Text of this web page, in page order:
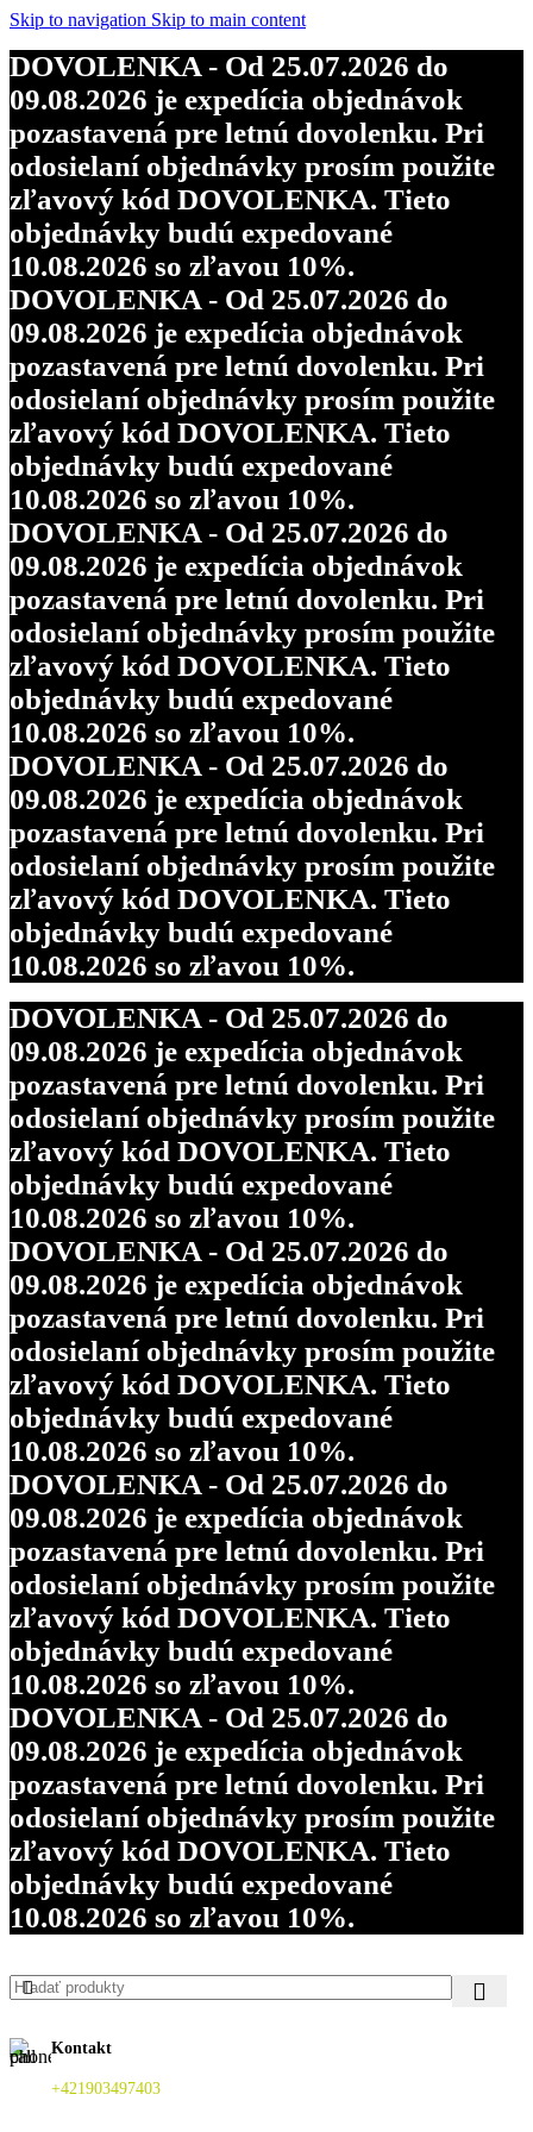
Skip to navigation Skip to main content
10.08.2026 so zľavou 10%.
DOVOLENKA - Od 25.07.2026 do
09.08.2026 je expedícia objednávok
pozastavená pre letnú dovolenku. Pri
odosielaní objednávky prosím použite
zľavový kód DOVOLENKA. Tieto
objednávky budú expedované
10.08.2026 so zľavou 10%.
DOVOLENKA - Od 25.07.2026 do
09.08.2026 je expedícia objednávok
pozastavená pre letnú dovolenku. Pri
odosielaní objednávky prosím použite
zľavový kód DOVOLENKA. Tieto
objednávky budú expedované
10.08.2026 so zľavou 10%.
DOVOLENKA - Od 25.07.2026 do
09.08.2026 je expedícia objednávok
pozastavená pre letnú dovolenku. Pri
odosielaní objednávky prosím použite
zľavový kód DOVOLENKA. Tieto
objednávky budú expedované
10.08.2026 so zľavou 10%.
DOVOLENKA - Od 25.07.2026 do
09.08.2026 je expedícia objednávok
pozastavená pre letnú dovolenku. Pri
odosielaní objednávky prosím použite
zľavový kód DOVOLENKA. Tieto
objednávky budú expedované
10.08.2026 so zľavou 10%.
DOVOLENKA - Od 25.07.2026 do
09.08.2026 je expedícia objednávok
pozastavená pre letnú dovolenku. Pri
odosielaní objednávky prosím použite
zľavový kód DOVOLENKA. Tieto
objednávky budú expedované
10.08.2026 so zľavou 10%.
DOVOLENKA - Od 25.07.2026 do
09.08.2026 je expedícia objednávok
pozastavená pre letnú dovolenku. Pri
odosielaní objednávky prosím použite
zľavový kód DOVOLENKA. Tieto
objednávky budú expedované
10.08.2026 so zľavou 10%.
DOVOLENKA - Od 25.07.2026 do
09.08.2026 je expedícia objednávok
pozastavená pre letnú dovolenku. Pri
odosielaní objednávky prosím použite
zľavový kód DOVOLENKA. Tieto
objednávky budú expedované
10.08.2026 so zľavou 10%.
DOVOLENKA - Od 25.07.2026 do
09.08.2026 je expedícia objednávok
pozastavená pre letnú dovolenku. Pri
odosielaní objednávky prosím použite
zľavový kód DOVOLENKA. Tieto
objednávky budú expedované
10.08.2026 so zľavou 10%.
DOVOLENKA - Od 25.07.2026 do
09.08.2026 je expedícia objednávok
pozastavená pre letnú dovolenku. Pri
odosielaní objednávky prosím použite
zľavový kód DOVOLENKA. Tieto
objednávky budú expedované
10.08.2026 so zľavou 10%.
DOVOLENKA - Od 25.07.2026 do
09.08.2026 je expedícia objednávok
pozastavená pre letnú dovolenku. Pri
odosielaní objednávky prosím použite
zľavový kód DOVOLENKA. Tieto
objednávky budú expedované
10.08.2026 so zľavou 10%.
Kontakt
+421903497403